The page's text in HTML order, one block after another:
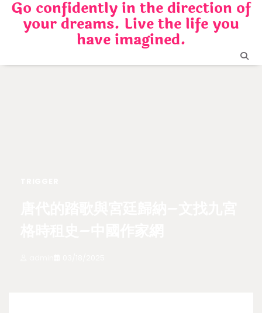
Skip
content
Go confidently in the direction of
your dreams. Live the life you
have imagined.